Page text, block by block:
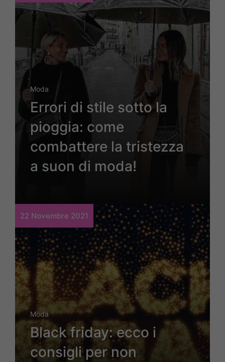
Moda
Errori di stile sotto la
pioggia: come
combattere la tristezza
a suon di moda!
22 Novembre 2021
Moda
Black friday: ecco i
consigli per non